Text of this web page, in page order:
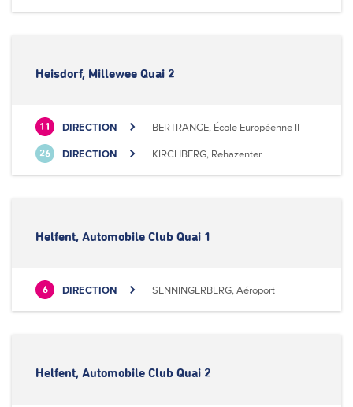
Heisdorf, Millewee Quai 2
11 DIRECTION BERTRANGE, École Européenne II
26 DIRECTION KIRCHBERG, Rehazenter
Helfent, Automobile Club Quai 1
6 DIRECTION SENNINGERBERG, Aéroport
Helfent, Automobile Club Quai 2